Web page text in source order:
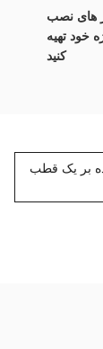
های نصب
خود تهیه
کنید
بر یک قطب